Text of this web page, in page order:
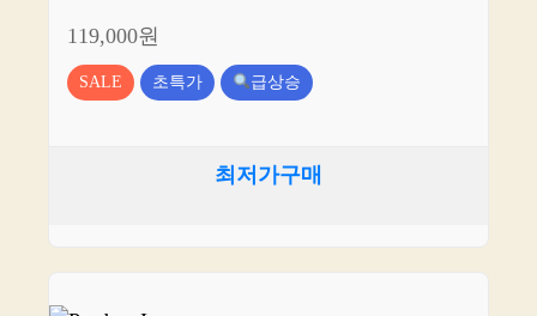
119,000원
SALE 초특가 급상승
최저가구매